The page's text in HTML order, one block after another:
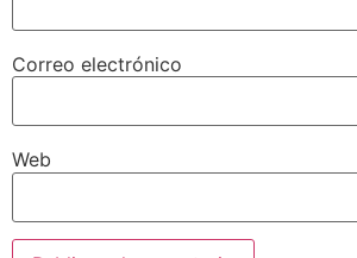
Correo electrónico
Web